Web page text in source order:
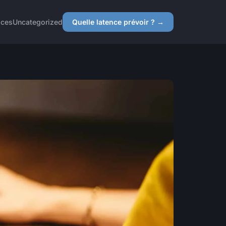
Uncategorized Quelle latence prévoir ? →